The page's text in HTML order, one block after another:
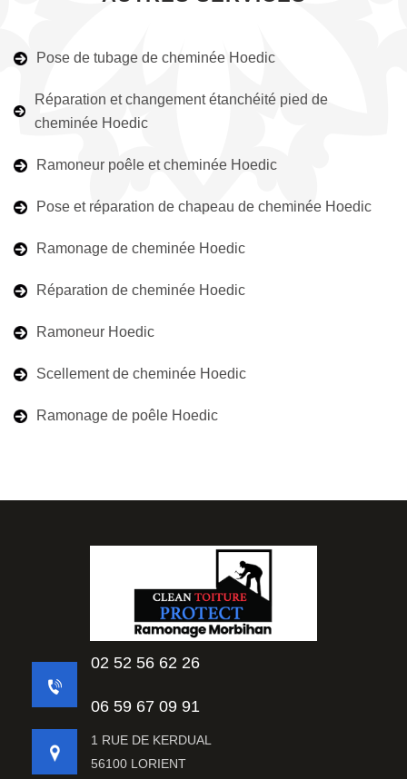
Pose de tubage de cheminée Hoedic
Réparation et changement étanchéité pied de
cheminée Hoedic
Ramoneur poêle et cheminée Hoedic
Pose et réparation de chapeau de cheminée Hoedic
Ramonage de cheminée Hoedic
Réparation de cheminée Hoedic
Ramoneur Hoedic
Scellement de cheminée Hoedic
Ramonage de poêle Hoedic
02 52 56 62 26
06 59 67 09 91
1 RUE DE KERDUAL
56100 LORIENT